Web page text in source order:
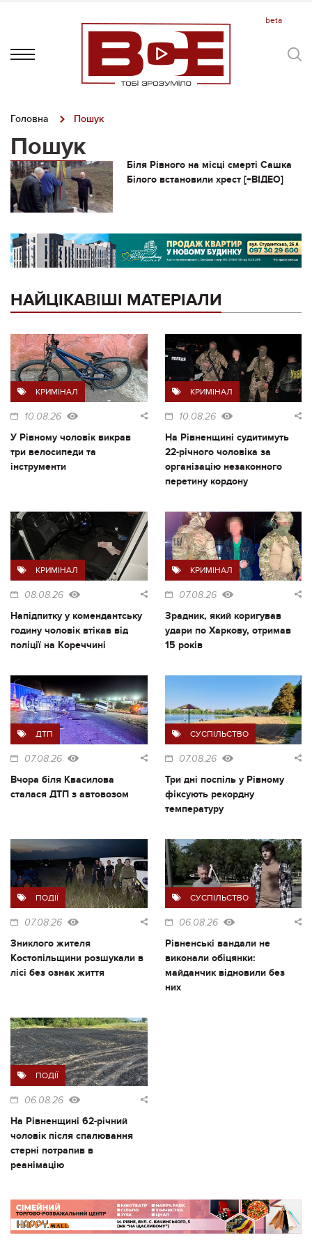
Головна Пошук
Пошук
Біля Рівного на місці смерті Сашка
Білого встановили хрест [+ВІДЕО]
НАЙЦІКАВІШІ МАТЕРІАЛИ
КРИМІНАЛ
10.08.26
У Рівному чоловік викрав
три велосипеди та
інструменти
КРИМІНАЛ
10.08.26
На Рівненщині судитимуть
22-річного чоловіка за
організацію незаконного
перетину кордону
КРИМІНАЛ
08.08.26
Напідпитку у комендантську
годину чоловік втікав від
поліції на Кореччині
КРИМІНАЛ
07.08.26
Зрадник, який коригував
удари по Харкову, отримав
15 років
ДТП
07.08.26
Вчора біля Квасилова
сталася ДТП з автовозом
СУСПІЛЬСТВО
07.08.26
Три дні поспіль у Рівному
фіксують рекордну
температуру
ПОДІЇ
07.08.26
Зниклого жителя
Костопільщини розшукали в
лісі без ознак життя
СУСПІЛЬСТВО
06.08.26
Рівненські вандали не
виконали обіцянки:
майданчик відновили без
них
ПОДІЇ
06.08.26
На Рівненщині 62-річний
чоловік після спалювання
стерні потрапив в
реанімацію